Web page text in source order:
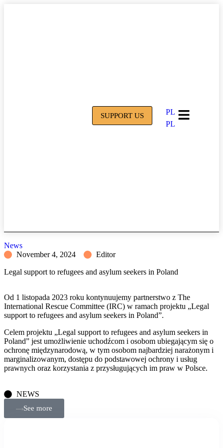
SUPPORT US
PL
PL
News
November 4, 2024
Editor
Legal support to refugees and asylum seekers in Poland
Od 1 listopada 2023 roku kontynuujemy partnerstwo z The
International Rescue Committee (IRC) w ramach projektu „Legal
support to refugees and asylum seekers in Poland”.
Celem projektu „Legal support to refugees and asylum seekers in
Poland” jest umożliwienie uchodźcom i osobom ubiegającym się o
ochronę międzynarodową, w tym osobom najbardziej narażonym i
marginalizowanym, dostępu do podstawowej ochrony i usług
prawnych oraz korzystania z przysługujących im praw w Polsce.
NEWS
See more